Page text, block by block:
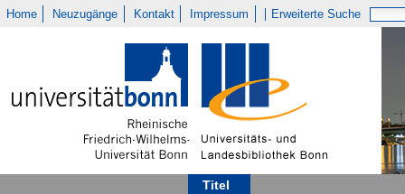
Home Neuzugänge Kontakt Impressum Erweiterte Suche
Titel